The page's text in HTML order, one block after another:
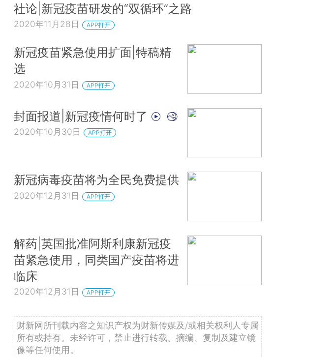
社论|新冠疫苗研发的“双循环”之路
2020年11月28日 APP打开
新冠疫苗紧急使用扩面|特稿精
选
2020年10月31日 APP打开
封面报道|新冠疫情何时了
2020年10月30日 APP打开
新冠病毒疫苗将为全民免费提供
2020年12月31日 APP打开
解药|英国批准阿斯利康新冠疫
苗紧急使用，同类国产疫苗将进
临床
2020年12月31日 APP打开
财新网所刊载内容之知识产权为财新传媒及/或相关权利人专属
所有或持有。未经许可，禁止进行转载、摘编、复制及建立镜
像等任何使用。